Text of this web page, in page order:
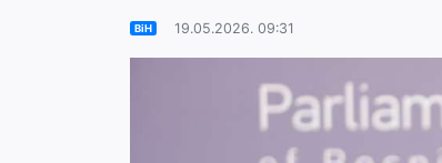
BiH 19.05.2026. 09:31